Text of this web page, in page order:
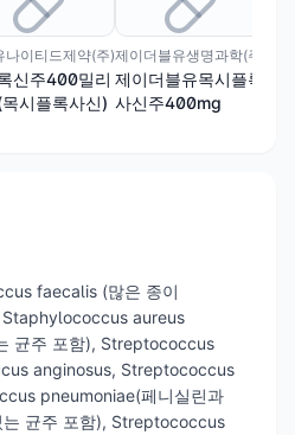
나이티드제약(주)
신주400밀리
시플록사신)
제이더블유생명과학(주)
제이더블유목시플록
사신주400mg
faecalis (많은 종이
Staphylococcus aureus
균주 포함), Streptococcus
anginosus, Streptococcus
pneumoniae(페니실린과
는 균주 포함), Streptococcus